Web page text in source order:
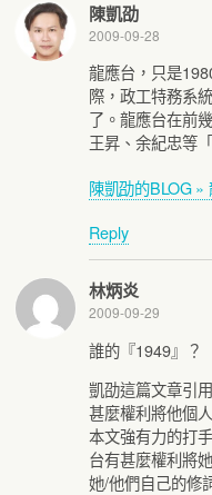
陳凱劭
2009-09-28
龍應台，只是
際，政工特務系
了。龍應台在前
王昇、余紀忠等
陳凱劭的BLOG »
Reply
林炳炎
2009-09-29
誰的『1949』？
凱劭這篇文章引
甚麼權利將他個
本文強有力的打
台有甚麼權利將
她/他們自己的修